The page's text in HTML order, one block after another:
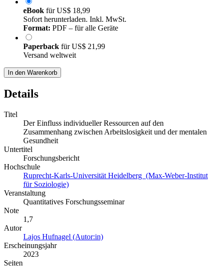
eBook fürUS$ 18,99
Sofort herunterladen. Inkl. MwSt.
Format: PDF – für alle Geräte
Paperback fürUS$ 21,99
Versand weltweit
In den Warenkorb
Details
Titel
Der Einfluss individueller Ressourcen auf den
Zusammenhang zwischen Arbeitslosigkeit und der mentalen
Gesundheit
Untertitel
Forschungsbericht
Hochschule
Ruprecht-Karls-Universität Heidelberg (Max-Weber-Institut
für Soziologie)
Veranstaltung
Quantitatives Forschungsseminar
Note
1,7
Autor
Lajos Hufnagel (Autor:in)
Erscheinungsjahr
2023
Seiten